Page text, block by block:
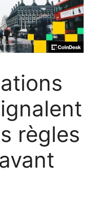
règles